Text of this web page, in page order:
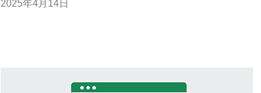
点，开始提供IPv6支持，以帮助用户轻松实现网络扩展。
2025年4月14日